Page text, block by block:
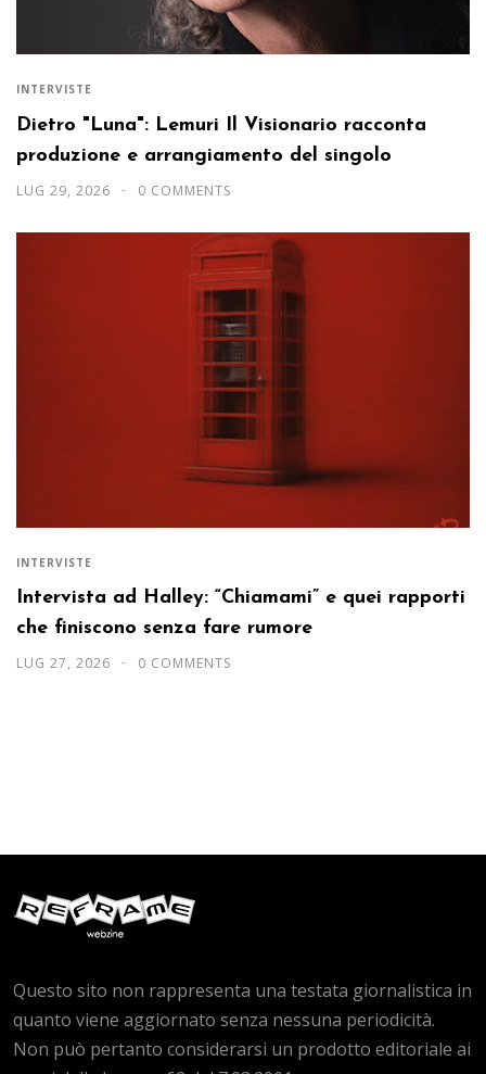
INTERVISTE
Dietro "Luna": Lemuri Il Visionario racconta
produzione e arrangiamento del singolo
LUG 29, 2026 0 COMMENTS
INTERVISTE
Intervista ad Halley: “Chiamami” e quei rapporti
che finiscono senza fare rumore
LUG 27, 2026 0 COMMENTS
Questo sito non rappresenta una testata giornalistica in
quanto viene aggiornato senza nessuna periodicità.
Non può pertanto considerarsi un prodotto editoriale ai